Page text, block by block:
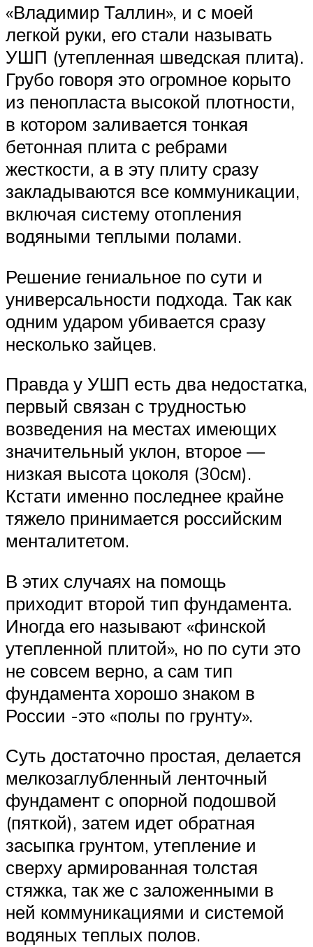
«Владимир Таллин», и с моей
легкой руки, его стали называть
УШП (утепленная шведская плита).
Грубо говоря это огромное корыто
из пенопласта высокой плотности,
в котором заливается тонкая
бетонная плита с ребрами
жесткости, а в эту плиту сразу
закладываются все коммуникации,
включая систему отопления
водяными теплыми полами.
Решение гениальное по сути и
универсальности подхода. Так как
одним ударом убивается сразу
несколько зайцев.
Правда у УШП есть два недостатка,
первый связан с трудностью
возведения на местах имеющих
значительный уклон, второе —
низкая высота цоколя (30см).
Кстати именно последнее крайне
тяжело принимается российским
менталитетом.
В этих случаях на помощь
приходит второй тип фундамента.
Иногда его называют «финской
утепленной плитой», но по сути это
не совсем верно, а сам тип
фундамента хорошо знаком в
России -это «полы по грунту».
Суть достаточно простая, делается
мелкозаглубленный ленточный
фундамент с опорной подошвой
(пяткой), затем идет обратная
засыпка грунтом, утепление и
сверху армированная толстая
стяжка, так же с заложенными в
ней коммуникациями и системой
водяных теплых полов.